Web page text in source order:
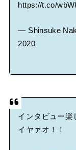
https://t.co/
— Shinsuke
2020
インタビュー楽
イヤァオ！！